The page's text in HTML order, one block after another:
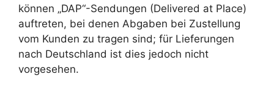
können „DAP“-Sendungen (Delivered at Place)
auftreten, bei denen Abgaben bei Zustellung
vom Kunden zu tragen sind; für Lieferungen
nach Deutschland ist dies jedoch nicht
vorgesehen.